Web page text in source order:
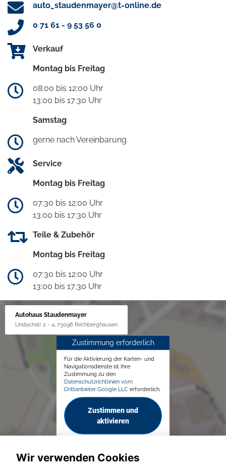
auto_staudenmayer@t-online.de
0 71 61 - 9 53 56 0
Verkauf
Montag bis Freitag
08:00 bis 12:00 Uhr
13:00 bis 17:30 Uhr
Samstag
gerne nach Vereinbarung
Service
Montag bis Freitag
07:30 bis 12:00 Uhr
13:00 bis 17:30 Uhr
Teile & Zubehör
Montag bis Freitag
07:30 bis 12:00 Uhr
13:00 bis 17:30 Uhr
Autohaus Staudenmayer
Lindachstr 2 - 4, 73098 Rechberghausen
Zustimmung erforderlich
Für die Aktivierung der Karten- und
Navigationsdienste ist Ihre
Zustimmung zu den
Datenschutzrichtlinien vom
Drittanbieter Google LLC erforderlich.
Zustimmen und
aktivieren
Wir verwenden Cookies